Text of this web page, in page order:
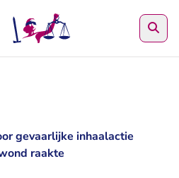
gevaarlijke inhaalactie
raakte